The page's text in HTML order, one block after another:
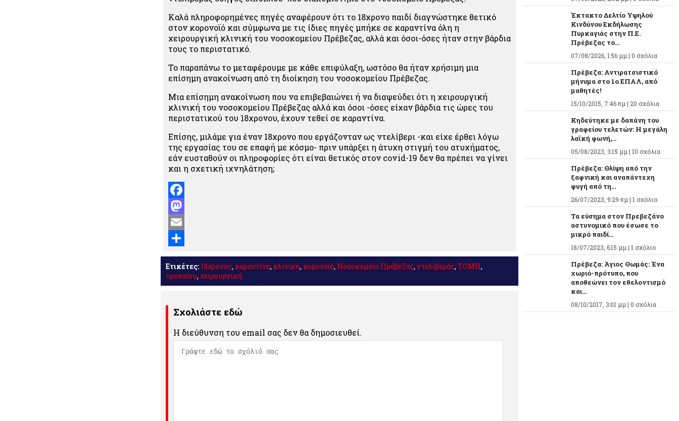
Καλά πληροφορημένες πηγές αναφέρουν ότι το 18χρονο παιδί διαγνώστηκε θετικό
στον κορονοϊό και σύμφωνα με τις ίδιες πηγές μπήκε σε καραντίνα όλη η
χειρουργική κλινική του νοσοκομείου Πρέβεζας, αλλά και όσοι-όσες ήταν στην βάρδια
τους το περιστατικό.
Το παραπάνω το μεταφέρουμε με κάθε επιφύλαξη, ωστόσο θα ήταν χρήσιμη μια
επίσημη ανακοίνωση από τη διοίκηση του νοσοκομείου Πρέβεζας.
Μια επίσημη ανακοίνωση που να επιβεβαιώνει ή να διαψεύδει ότι η χειρουργική
κλινική του νοσοκομείου Πρέβεζας αλλά και όσοι -όσες είχαν βάρδια τις ώρες του
περιστατικού του 18χρονου, έχουν τεθεί σε καραντίνα.
Επίσης, μιλάμε για έναν 18χρονο που εργάζονταν ως ντελίβερι -και είχε έρθει λόγω
της εργασίας του σε επαφή με κόσμο- πριν υπάρξει η άτυχη στιγμή του ατυχήματος,
εάν ευσταθούν οι πληροφορίες ότι είναι θετικός στον covid-19 δεν θα πρέπει να γίνει
και η σχετική ιχνηλάτηση;
Facebook
Mastodon
Email
Μοιραστείτε
Ετικέτες: 18χρονος, καραντίνα, κλινική, κορονοϊό, Νοσοκομείο Πρέβεζας, ντελιβεράς, ΤΟΜΗ,
τροχαίου, χειρουργική
Σχολιάστε εδώ
Η διεύθυνση του email σας δεν θα δημοσιευθεί.
Έκτακτο Δελτίο Υψηλού
Κινδύνου Εκδήλωσης
Πυρκαγιάς στην Π.Ε.
Πρέβεζας το...
07/08/2026, 1:56 μμ | 0 σχόλια
Πρέβεζα: Αντιρατσιστικό
μήνυμα στο 1ο ΕΠΑΛ, από
μαθητές!
15/10/2015, 7:46 πμ | 20 σχόλια
Κηδεύτηκε με δαπάνη του
γραφείου τελετών: Η μεγάλη
λαϊκή φωνή,...
05/08/2023, 3:15 μμ | 10 σχόλια
Πρέβεζα: Θλίψη από την
ξαφνική και αναπάντεχη
φυγή από τη...
26/07/2023, 9:29 πμ | 1 σχόλιο
Τα εύσημα στον Πρεβεζάνο
αστυνομικό που έσωσε το
μικρό παιδί...
18/07/2023, 6:15 μμ | 1 σχόλιο
Πρέβεζα: Άγιος Θωμάς: Ένα
χωριό-πρότυπο, που
αποθεώνει τον εθελοντισμό
και...
08/10/2017, 3:01 μμ | 0 σχόλια